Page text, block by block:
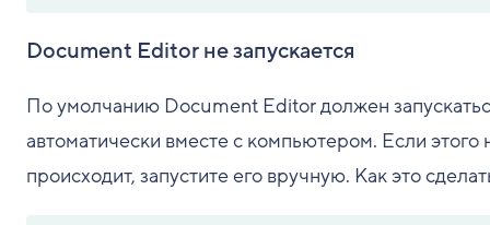
Document Editor не запускается
По умолчанию Document Editor должен
автоматически вместе с компьютером. Если этого
происходит, запустите его вручную. Как это